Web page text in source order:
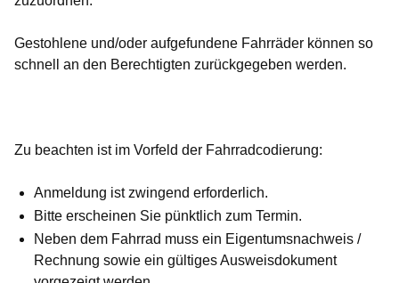
Gestohlene und/oder aufgefundene Fahrräder können so
schnell an den Berechtigten zurückgegeben werden.
Zu beachten ist im Vorfeld der Fahrradcodierung:
Anmeldung ist zwingend erforderlich.
Bitte erscheinen Sie pünktlich zum Termin.
Neben dem Fahrrad muss ein Eigentumsnachweis /
Rechnung sowie ein gültiges Ausweisdokument